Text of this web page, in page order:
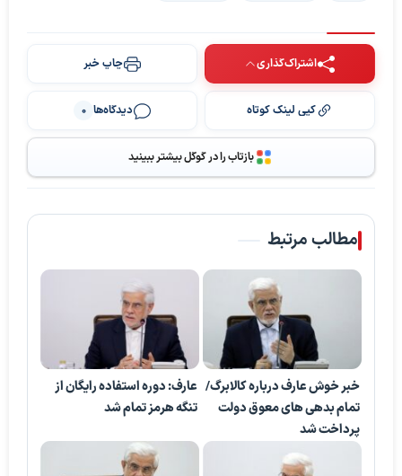
اشتراک‌گذاری چاپ خبر
کپی لینک کوتاه دیدگاه‌ها 0
بازتاب را در گوگل بیشتر ببینید
مطالب مرتبط
خبر خوش عارف درباره کالابرگ/
تمام بدهی های معوق دولت
پرداخت شد
عارف: دوره استفاده رایگان از
تنگه هرمز تمام شد